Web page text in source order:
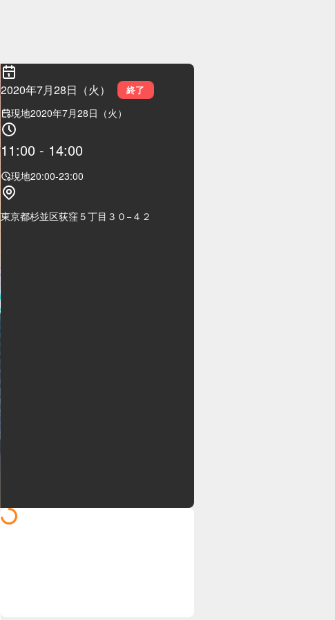
2020年7月28日（火） 終了
現地2020年7月28日（火）
11:00 - 14:00
現地20:00-23:00
東京都杉並区荻窪５丁目３０−４２